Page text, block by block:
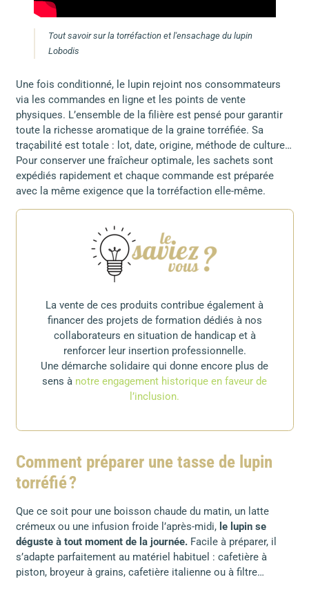
Tout savoir sur la torréfaction et l'ensachage du lupin
Lobodis
Une fois conditionné, le lupin rejoint nos consommateurs
via les commandes en ligne et les points de vente
physiques. L’ensemble de la filière est pensé pour garantir
toute la richesse aromatique de la graine torréfiée. Sa
traçabilité est totale : lot, date, origine, méthode de culture…
Pour conserver une fraîcheur optimale, les sachets sont
expédiés rapidement et chaque commande est préparée
avec la même exigence que la torréfaction elle-même.
La vente de ces produits contribue également à
financer des projets de formation dédiés à nos
collaborateurs en situation de handicap et à
renforcer leur insertion professionnelle.
Une démarche solidaire qui donne encore plus de
sens à notre engagement historique en faveur de
l’inclusion.
Comment préparer une tasse de lupin
torréfié ?
Que ce soit pour une boisson chaude du matin, un latte
crémeux ou une infusion froide l’après-midi, le lupin se
déguste à tout moment de la journée.Facile à préparer, il
s’adapte parfaitement au matériel habituel : cafetière à
piston, broyeur à grains, cafetière italienne ou à filtre…